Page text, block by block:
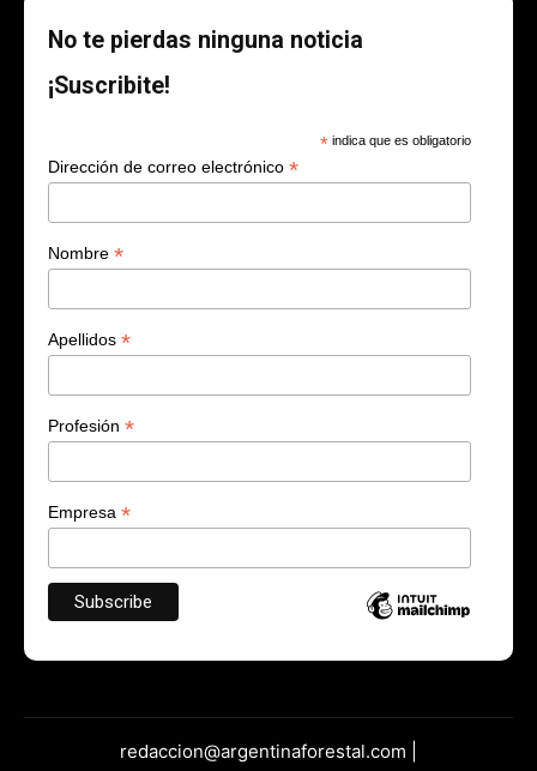
No te pierdas ninguna noticia
¡Suscribite!
* indica que es obligatorio
Dirección de correo electrónico *
Nombre *
Apellidos *
Profesión *
Empresa *
redaccion@argentinaforestal.com |